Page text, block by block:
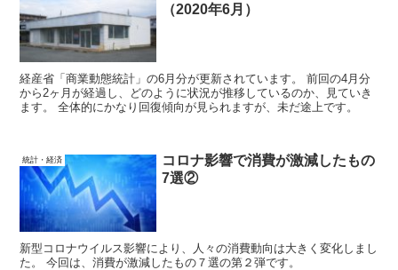
（2020年6月）
経産省「商業動態統計」の6月分が更新されています。 前回の4月分
から2ヶ月が経過し、どのように状況が推移しているのか、見ていき
ます。 全体的にかなり回復傾向が見られますが、未だ途上です。
統計・経済
コロナ影響で消費が激減したもの
7選②
新型コロナウイルス影響により、人々の消費動向は大きく変化しまし
た。 今回は、消費が激減したもの７選の第２弾です。